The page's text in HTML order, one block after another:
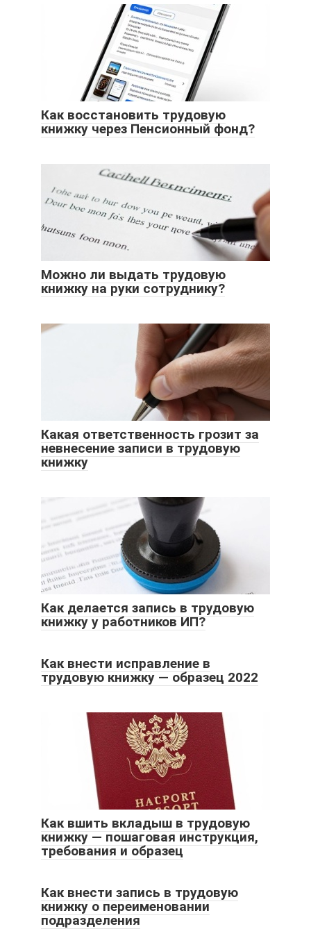
Как восстановить трудовую
книжку через Пенсионный фонд?
Можно ли выдать трудовую
книжку на руки сотруднику?
Какая ответственность грозит за
невнесение записи в трудовую
книжку
Как делается запись в трудовую
книжку у работников ИП?
Как внести исправление в
трудовую книжку — образец 2022
Как вшить вкладыш в трудовую
книжку — пошаговая инструкция,
требования и образец
Как внести запись в трудовую
книжку о переименовании
подразделения